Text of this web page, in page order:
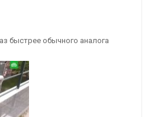
быстрее обычного аналога